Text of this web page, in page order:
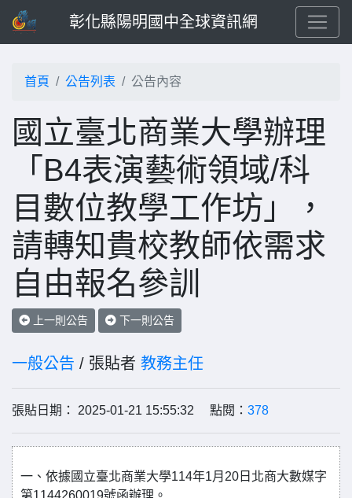
彰化縣陽明國中全球資訊網
首頁 公告列表 公告內容
國立臺北商業大學辦理
「B4表演藝術領域/科
目數位教學工作坊」，
請轉知貴校教師依需求
自由報名參訓
上一則公告 下一則公告
一般公告 / 張貼者 教務主任
張貼日期： 2025-01-21 15:55:32 點閱： 378
一、依據國立臺北商業大學114年1月20日北商大數媒字
第1144260019號函辦理。